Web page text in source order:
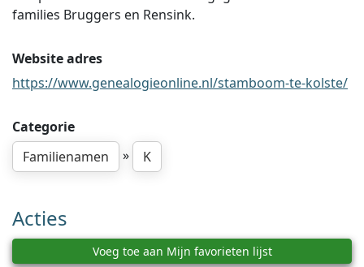
families Bruggers en Rensink.
Website adres
https://www.genealogieonline.nl/stamboom-te-kolste/
Categorie
Familienamen
» K
Acties
Voeg toe aan Mijn favorieten lijst